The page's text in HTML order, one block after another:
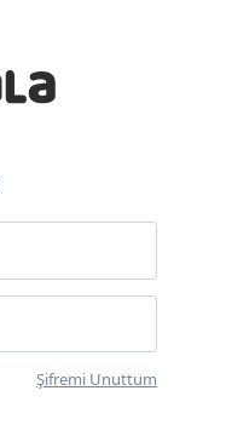
Şifremi Unuttum